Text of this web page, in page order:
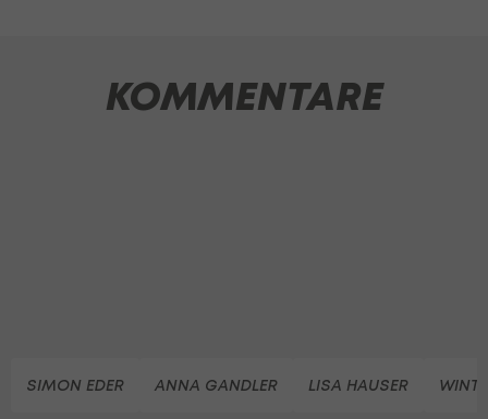
KOMMENTARE
SIMON EDER ANNA GANDLER LISA HAUSER